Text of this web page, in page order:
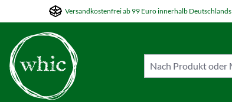
Hauptinhalt springen
Zur Suche springen
Zur Hauptnavigation springen
Versandkostenfrei ab 99 Euro innerhalb Deutschlands